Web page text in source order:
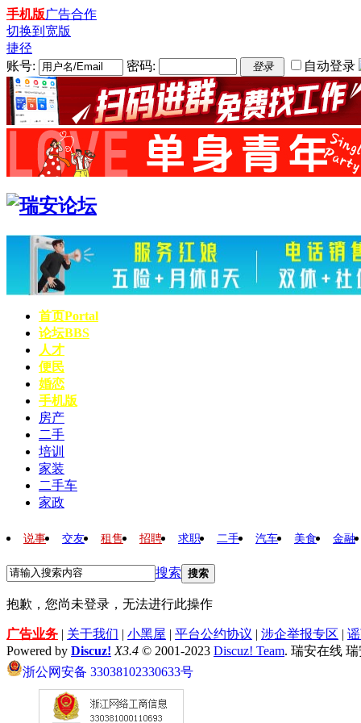
手机版广告合作
切换到宽版
捷径
账号:
密码: 登录 自动登录
首页Portal
论坛BBS
人才
便民
婚恋
手机版
房产
二手
培训
家装
二手车
家政
说事 交友 租售 招聘 求职 二手 汽车 美食 金融
搜索 搜索
抱歉，您尚未登录，无法进行此操作
广告业务 | 关于我们 | 小黑屋 | 平台公约协议 | 涉企举报专区 |
Powered by Discuz! X3.4 © 2001-2023 Discuz! Team. 瑞安在线
浙公网安备 33038102330633号